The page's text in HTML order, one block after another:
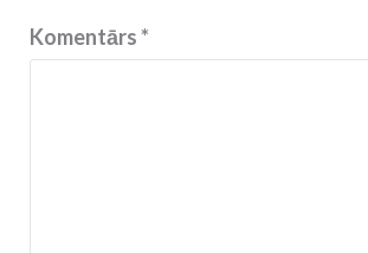
Komentārs*